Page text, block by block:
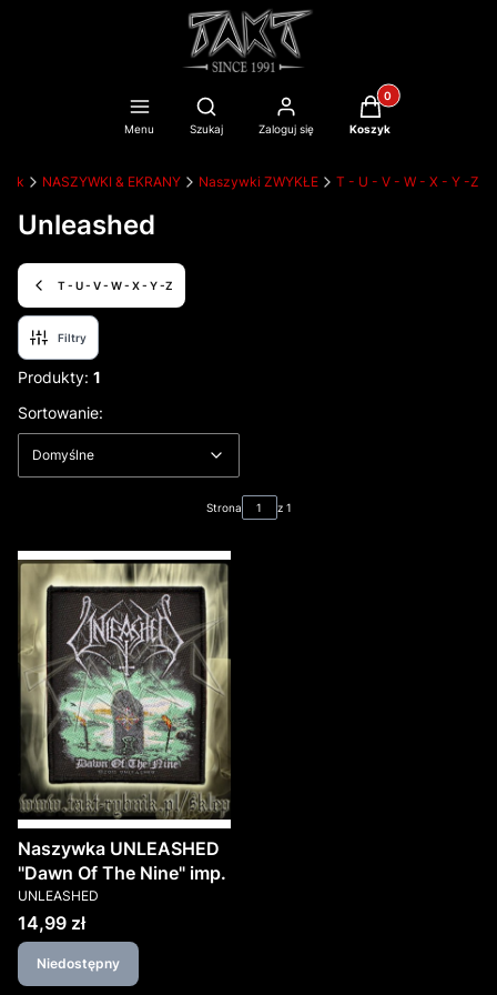
Menu
Otwórz wyszukiwarkę
Szukaj Zaloguj się
Produkty w
Koszyk
NASZYWKI & EKRANY Naszywki ZWYKŁE T - U - V - W - X - Y -Z
Unleashed
T - U - V - W - X - Y -Z
Filtry
Produkty: 1
Lista produktów
Sortowanie:
Domyślne
Strona z 1
Naszywka UNLEASHED
"Dawn Of The Nine" imp.
PRODUCENT
UNLEASHED
Cena
14,99 zł
Niedostępny